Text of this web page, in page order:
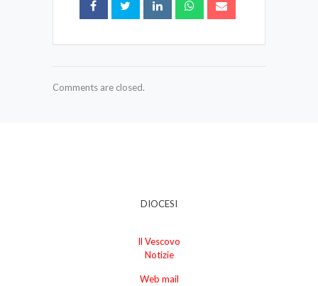
Comments are closed.
DIOCESI
Il Vescovo
Notizie
Web mail